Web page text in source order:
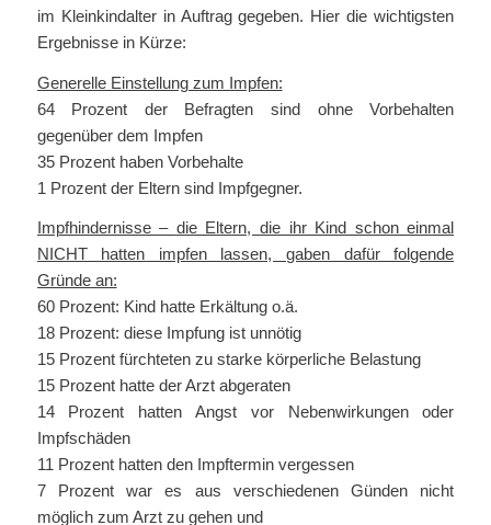
im Kleinkindalter in Auftrag gegeben. Hier die wichtigsten
Ergebnisse in Kürze:
Generelle Einstellung zum Impfen:
64 Prozent der Befragten sind ohne Vorbehalten
gegenüber dem Impfen
35 Prozent haben Vorbehalte
1 Prozent der Eltern sind Impfgegner.
Impfhindernisse – die Eltern, die ihr Kind schon einmal
NICHT hatten impfen lassen, gaben dafür folgende
Gründe an:
60 Prozent: Kind hatte Erkältung o.ä.
18 Prozent: diese Impfung ist unnötig
15 Prozent fürchteten zu starke körperliche Belastung
15 Prozent hatte der Arzt abgeraten
14 Prozent hatten Angst vor Nebenwirkungen oder
Impfschäden
11 Prozent hatten den Impftermin vergessen
7 Prozent war es aus verschiedenen Günden nicht
möglich zum Arzt zu gehen und